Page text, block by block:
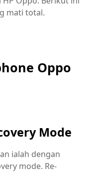
mati total.
Oppo
Mode
ialah dengan
mode. Re-